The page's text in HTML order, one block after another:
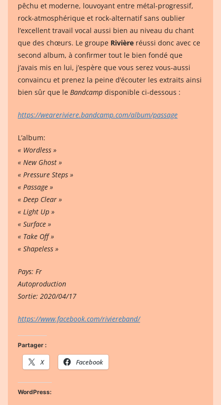
pêchu et moderne, louvoyant entre métal-progressif,
rock-atmosphérique et rock-alternatif sans oublier
l’excellent travail vocal aussi bien au niveau du chant
que des chœurs. Le groupe Rivière réussi donc avec ce
second album, à confirmer tout le bien fondé que
j’avais mis en lui, j’espère que vous serez vous-aussi
convaincu et prenez la peine d’écouter les extraits ainsi
bien sûr que le Bandcamp disponible ci-dessous :
https://weareriviere.bandcamp.com/album/passage
L’album:
« Wordless »
« New Ghost »
« Pressure Steps »
« Passage »
« Deep Clear »
« Light Up »
« Surface »
« Take Off »
« Shapeless »
Pays: Fr
Autoproduction
Sortie: 2020/04/17
https://www.facebook.com/riviereband/
Partager :
X Facebook
WordPress: